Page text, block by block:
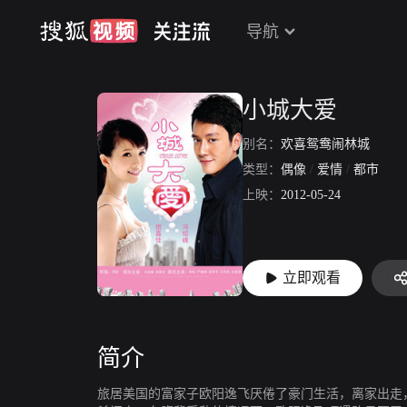
导航
小城大爱
别名： 欢喜鸳鸯闹林城
类型： 偶像 / 爱情 / 都市
上映： 2012-05-24
立即观看
简介
旅居美国的富家子欧阳逸飞厌倦了豪门生活，离家出